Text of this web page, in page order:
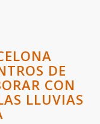
DE
CON
LLUVIAS